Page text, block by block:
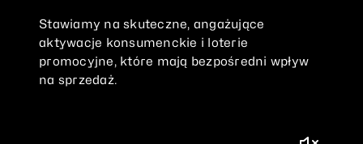
Stawiamy na skuteczne, angażujące
aktywacje konsumenckie i loterie
promocyjne, które mają bezpośredni wpływ
na sprzedaż.